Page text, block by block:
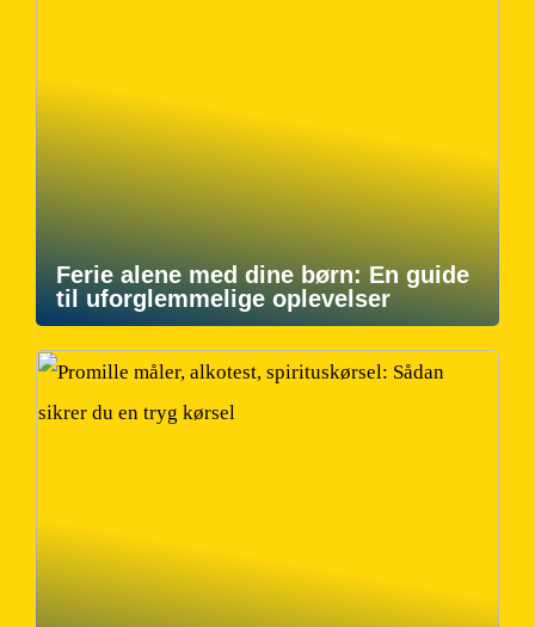
Ferie alene med dine børn: En guide
til uforglemmelige oplevelser